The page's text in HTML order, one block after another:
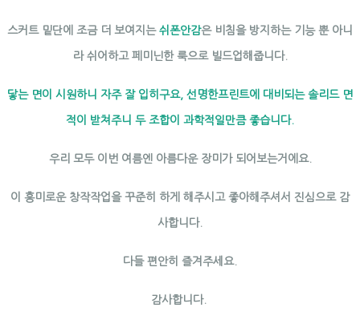
스커트 밑단에 조금 더 보여지는 쉬폰안감은 비침을 방지하는 기능 뿐 아니
라 쉬어하고 페미닌한 룩으로 빌드업해줍니다.
닿는 면이 시원하니 자주 잘 입히구요, 선명한프린트에 대비되는 솔리드 면
적이 받쳐주니 두 조합이 과학적일만큼 좋습니다.
우리 모두 이번 여름엔 아름다운 장미가 되어보는거에요.
이 흥미로운 창작작업을 꾸준히 하게 해주시고 좋아해주셔서 진심으로 감
사합니다.
다들 편안히 즐겨주세요.
감사합니다.